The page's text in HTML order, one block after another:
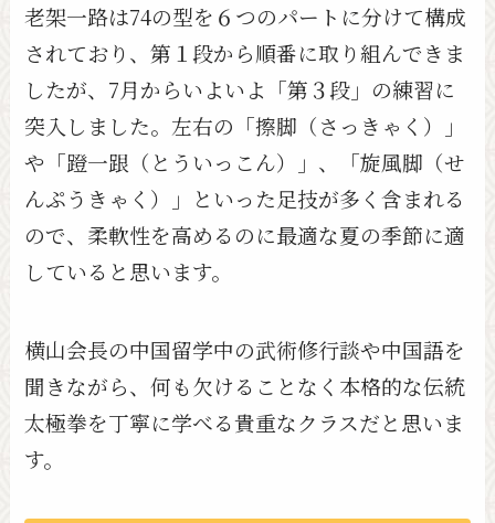
老架一路は74の型を６つのパートに分けて構成
されており、第１段から順番に取り組んできま
したが、7月からいよいよ「第３段」の練習に
突入しました。左右の「擦脚（さっきゃく）」
や「蹬一跟（とういっこん）」、「旋風脚（せ
んぷうきゃく）」といった足技が多く含まれる
ので、柔軟性を高めるのに最適な夏の季節に適
していると思います。
横山会長の中国留学中の武術修行談や中国語を
聞きながら、何も欠けることなく本格的な伝統
太極拳を丁寧に学べる貴重なクラスだと思いま
す。